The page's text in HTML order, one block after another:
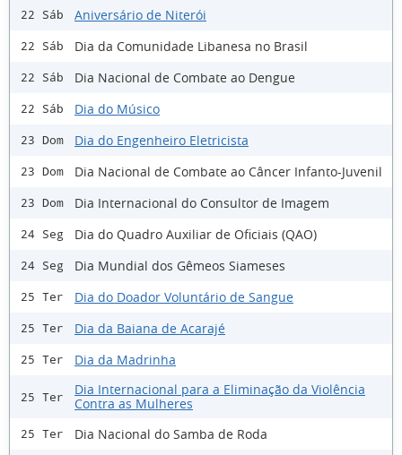
22 Sáb Aniversário de Niterói
22 Sáb Dia da Comunidade Libanesa no Brasil
22 Sáb Dia Nacional de Combate ao Dengue
22 Sáb Dia do Músico
23 Dom Dia do Engenheiro Eletricista
23 Dom Dia Nacional de Combate ao Câncer Infanto-Juvenil
23 Dom Dia Internacional do Consultor de Imagem
24 Seg Dia do Quadro Auxiliar de Oficiais (QAO)
24 Seg Dia Mundial dos Gêmeos Siameses
25 Ter Dia do Doador Voluntário de Sangue
25 Ter Dia da Baiana de Acarajé
25 Ter Dia da Madrinha
25 Ter
Dia Internacional para a Eliminação da Violência
Contra as Mulheres
25 Ter Dia Nacional do Samba de Roda